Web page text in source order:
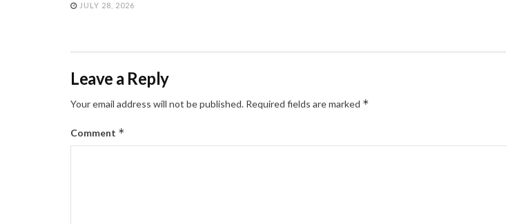
JULY 28, 2026
Leave a Reply
Your email address will not be published. Required fields are marked *
Comment *